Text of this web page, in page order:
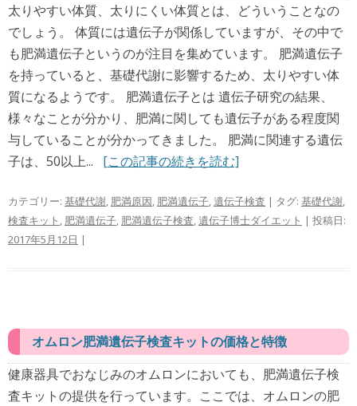
太りやすい体質、太りにくい体質とは、どういうことなの
でしょう。 体質には遺伝子が関係していますが、その中で
も肥満遺伝子というのが注目を集めています。 肥満遺伝子
を持っていると、基礎代謝に影響するため、太りやすい体
質になるようです。 肥満遺伝子とは 遺伝子研究の結果、
様々なことが分かり、肥満に関しても遺伝子がある程度関
与していることが分かってきました。 肥満に関連する遺伝
子は、50以上... [この記事の続きを読む]
カテゴリー: 基礎代謝, 肥満原因, 肥満遺伝子,遺伝子検査 | タグ: 基礎代謝,
検査キット , 肥満遺伝子, 肥満遺伝子検査,遺伝子博士ダイエット | 投稿日:
2017年5月12日 |
オムロン肥満遺伝子検査キットの価格と特徴
健康器具でおなじみのオムロンにおいても、肥満遺伝子検
査キットの提供を行っています。ここでは、オムロンの肥